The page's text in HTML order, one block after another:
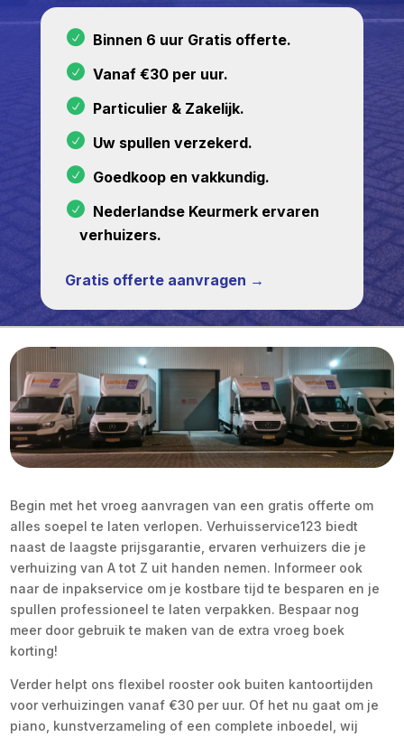
Binnen 6 uur Gratis offerte.
Vanaf €30 per uur.
Particulier & Zakelijk.
Uw spullen verzekerd.
Goedkoop en vakkundig.
Nederlandse Keurmerk ervaren
verhuizers.
Gratis offerte aanvragen →
Begin met het vroeg aanvragen van een gratis offerte om
alles soepel te laten verlopen. Verhuisservice123 biedt
naast de laagste prijsgarantie, ervaren verhuizers die je
verhuizing van A tot Z uit handen nemen. Informeer ook
naar de inpakservice om je kostbare tijd te besparen en je
spullen professioneel te laten verpakken. Bespaar nog
meer door gebruik te maken van de extra vroeg boek
korting!
Verder helpt ons flexibel rooster ook buiten kantoortijden
voor verhuizingen vanaf €30 per uur. Of het nu gaat om je
piano, kunstverzameling of een complete inboedel, wij